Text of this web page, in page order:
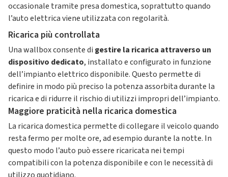
occasionale tramite presa domestica, soprattutto quando
l’auto elettrica viene utilizzata con regolarità.
Ricarica più controllata
Una wallbox consente di gestire la ricarica attraverso un
dispositivo dedicato, installato e configurato in funzione
dell’impianto elettrico disponibile. Questo permette di
definire in modo più preciso la potenza assorbita durante la
ricarica e di ridurre il rischio di utilizzi impropri dell’impianto.
Maggiore praticità nella ricarica domestica
La ricarica domestica permette di collegare il veicolo quando
resta fermo per molte ore, ad esempio durante la notte. In
questo modo l’auto può essere ricaricata nei tempi
compatibili con la potenza disponibile e con le necessità di